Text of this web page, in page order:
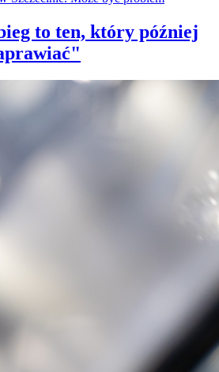
to ten, który później